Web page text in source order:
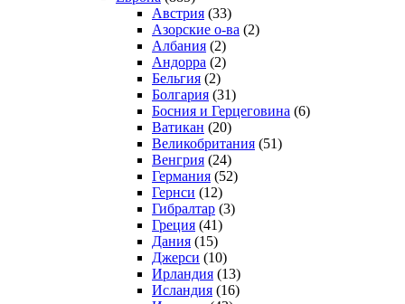
Австрия (33)
Азорские о-ва (2)
Албания (2)
Андорра (2)
Бельгия (2)
Болгария (31)
Босния и Герцеговина (6)
Ватикан (20)
Великобритания (51)
Венгрия (24)
Германия (52)
Гернси (12)
Гибралтар (3)
Греция (41)
Дания (15)
Джерси (10)
Ирландия (13)
Исландия (16)